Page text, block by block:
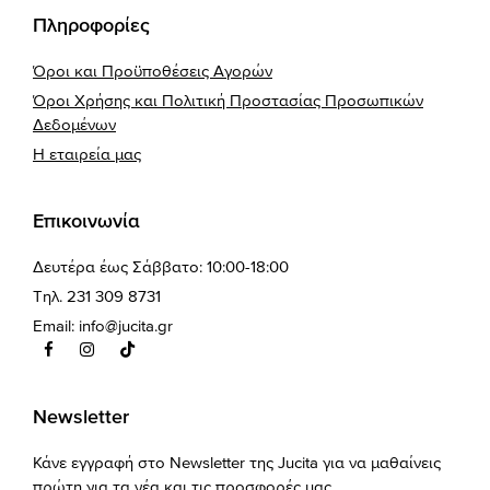
Πληροφορίες
Όροι και Προϋποθέσεις Αγορών
Όροι Χρήσης και Πολιτική Προστασίας Προσωπικών
Δεδομένων
Η εταιρεία μας
Επικοινωνία
Δευτέρα έως Σάββατο: 10:00-18:00
Τηλ. 231 309 8731
Email: info@jucita.gr
Newsletter
Κάνε εγγραφή στο Newsletter της Jucita για να μαθαίνεις